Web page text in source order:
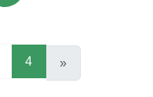
4(current)
»